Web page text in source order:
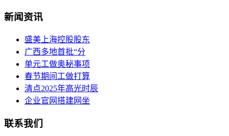
新闻资讯
盛美上海控股股东
广西多地首批“分
单元工做奥秘事项
春节期间工做打算
清点2025年高光时辰
企业官网搭建网坐
联系我们